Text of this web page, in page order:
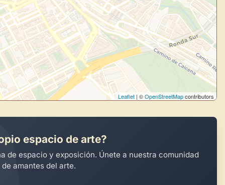
Leaflet | ©OpenStreetMapcontributors
espacio de arte?
de espacio y exposición. Únete a nuestra comunidad
amantes del arte.